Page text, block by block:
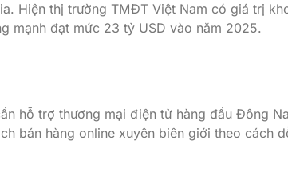
Hiện thị trường TMĐT Việt Nam có giá trị
mạnh đạt mức 23 tỷ USD vào năm 2025.
hỗ trợ thương mại điện tử hàng đầu Đông
bán hàng online xuyên biên giới theo cách